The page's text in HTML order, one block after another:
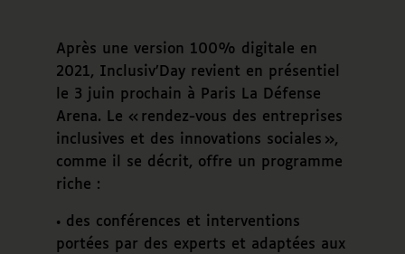
Après une version 100% digitale en
2021, Inclusiv’Day revient en présentiel
le 3 juin prochain à Paris La Défense
Arena. Le
rendez-vous des entreprises
inclusives et des innovations sociales
,
comme il se décrit, offre un programme
riche :
• des conférences et interventions
portées par des experts et adaptées aux